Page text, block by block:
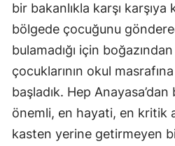
bir bakanlıkla karşı karşıya
bölgede çocuğunu
bulamadığı için
çocuklarının okul
başladık. Hep
önemli, en hayati, en kritik
kasten yerine getirmeyen